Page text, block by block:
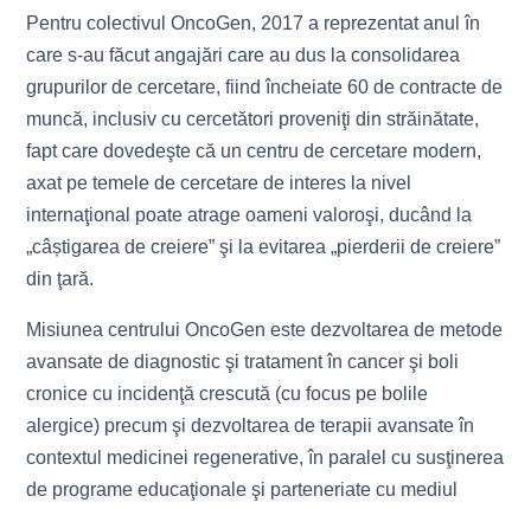
Pentru colectivul OncoGen, 2017 a reprezentat anul în
care s-au făcut angajări care au dus la consolidarea
grupurilor de cercetare, fiind încheiate 60 de contracte de
muncă, inclusiv cu cercetători proveniţi din străinătate,
fapt care dovedeşte că un centru de cercetare modern,
axat pe temele de cercetare de interes la nivel
internaţional poate atrage oameni valoroşi, ducând la
„câștigarea de creiere” şi la evitarea „pierderii de creiere”
din ţară.
Misiunea centrului OncoGen este dezvoltarea de metode
avansate de diagnostic şi tratament în cancer şi boli
cronice cu incidenţă crescută (cu focus pe bolile
alergice) precum şi dezvoltarea de terapii avansate în
contextul medicinei regenerative, în paralel cu susţinerea
de programe educaţionale şi parteneriate cu mediul